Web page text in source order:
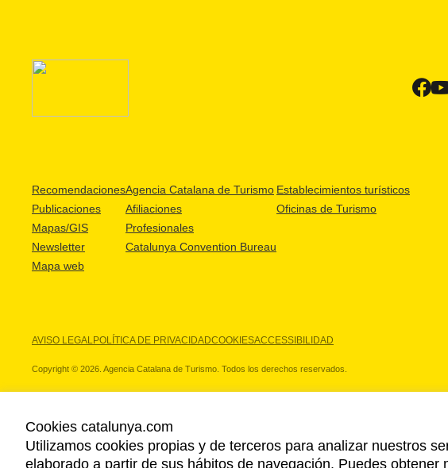
Recomendaciones
Publicaciones
Mapas/GIS
Newsletter
Mapa web
Agencia Catalana de Turismo
Afiliaciones
Profesionales
Catalunya Convention Bureau
Establecimientos turísticos
Oficinas de Turismo
AVISO LEGALPOLÍTICA DE PRIVACIDADCOOKIESACCESSIBILIDAD
Copyright © 2026. Agencia Catalana de Turismo. Todos los derechos reservados.
NUESTROS PARTNERS
Cookies catalunya.com
Utilizamos cookies propias y de terceros para analizar nuestros
elaborado a partir de sus hábitos de navegación. Puedes obtener